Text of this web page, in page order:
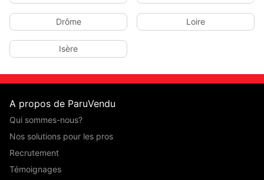
Drôme Loire
Isère
A propos de ParuVendu
Qui sommes-nous?
Nos solutions pour les pros
Recrutement
Témoignages